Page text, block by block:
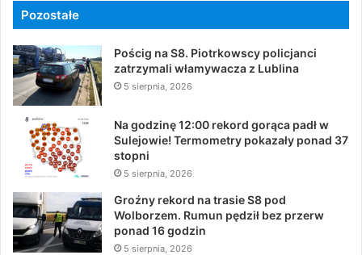
Pozostałe
Pościg na S8. Piotrkowscy policjanci
zatrzymali włamywacza z Lublina
5 sierpnia, 2026
Na godzinę 12:00 rekord gorąca padł w
Sulejowie! Termometry pokazały ponad 37
stopni
5 sierpnia, 2026
Groźny rekord na trasie S8 pod
Wolborzem. Rumun pędził bez przerw
ponad 16 godzin
5 sierpnia, 2026